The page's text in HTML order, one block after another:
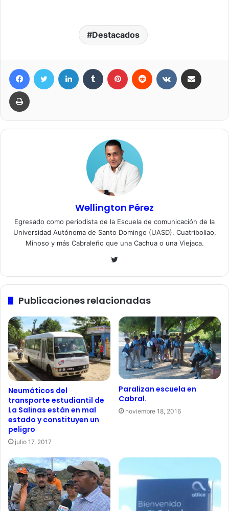
Destacados
FacebookTwitter LinkedIn Tumblr Pinterest Reddit VKontakte
Imprimir
Wellington Pérez
Egresado como periodista de la Escuela de comunicación de la
Universidad Autónoma de Santo Domingo (UASD). Cuatriboliao,
Minoso y más Cabraleño que una Cachua o una Viejaca.
Twitter
Publicaciones relacionadas
Neumáticos del
transporte estudiantil de
La Salinas están en mal
estado y constituyen un
peligro
julio 17, 2017
Paralizan escuela en
Cabral.
noviembre 18, 2016